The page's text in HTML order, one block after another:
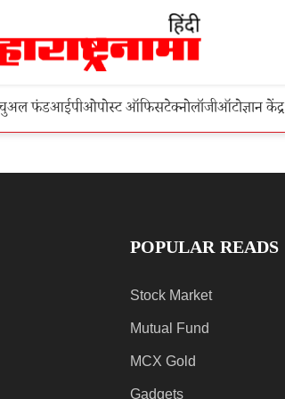
फंडआईपीओपोस्ट ऑफिसटेक्नोलॉजीऑटोज्ञान केंद्र
POPULAR READS
Stock Market
Mutual Fund
MCX Gold
Gadgets